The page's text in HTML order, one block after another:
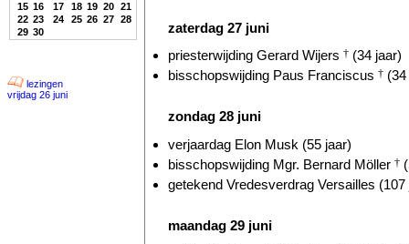
15 16 17 18 19 20 21
22 23 24 25 26 27 28
29 30
lezingen
vrijdag 26 juni
zaterdag 27 juni
priesterwijding Gerard Wijers † (34 jaar)
bisschopswijding Paus Franciscus †
zondag 28 juni
verjaardag Elon Musk (55 jaar)
bisschopswijding Mgr. Bernard Möller †
getekend Vredesverdrag Versailles (107
maandag 29 juni